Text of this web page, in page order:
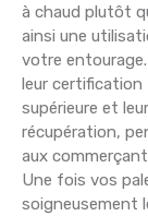
à chaud plutôt
ainsi une
votre
leur
supérieure et
récupération,
aux
Une fois vos
soigneusement